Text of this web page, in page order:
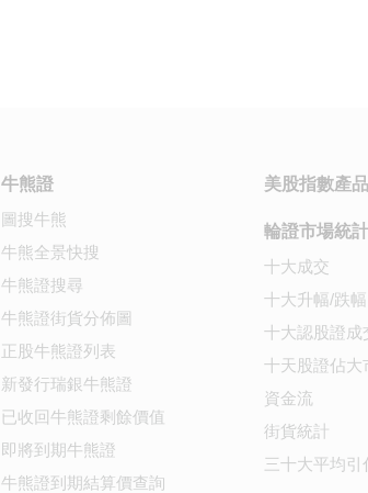
牛熊證
圖搜牛熊
牛熊全景快搜
牛熊證搜尋
牛熊證街貨分佈圖
正股牛熊證列表
新發行瑞銀牛熊證
已收回牛熊證剩餘價值
即將到期牛熊證
牛熊證到期結算價查詢
美股指數產品
輪證市場統計
十大成交
十大升幅/跌幅
十大認股證成
十天股證佔大
資金流
街貨統計
三十大平均引